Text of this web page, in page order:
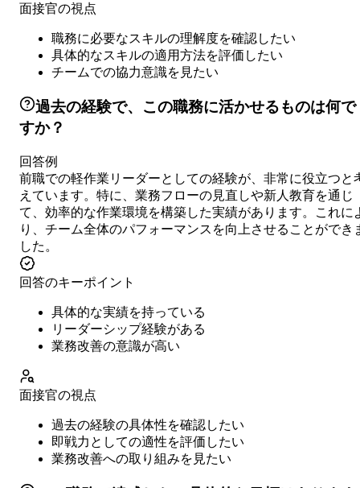
面接官の視点
職務に必要なスキルの理解度を確認したい
具体的なスキルの適用方法を評価したい
チームでの協力意識を見たい
過去の経験で、この職務に活かせるものは何で
すか？
回答例
前職での軽作業リーダーとしての経験が、非常に役立つと
えています。特に、業務フローの見直しや新人教育を通じ
て、効率的な作業環境を構築した実績があります。これに
り、チーム全体のパフォーマンスを向上させることができ
した。
回答のキーポイント
具体的な実績を持っている
リーダーシップ経験がある
業務改善の意識が高い
面接官の視点
過去の経験の具体性を確認したい
即戦力としての適性を評価したい
業務改善への取り組みを見たい